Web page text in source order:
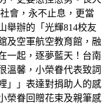
會，永不止息，更當
舉辦的「光輝814校友
及空軍航空教育館，融
一起，逐夢藍天！台南
溫馨，小榮眷代表致詞
」」表達對捐助人的感
榮眷回贈花束及親筆感